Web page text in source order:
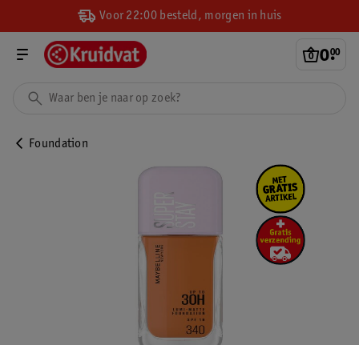
Voor 22:00 besteld, morgen in huis
0.
00
Foundation